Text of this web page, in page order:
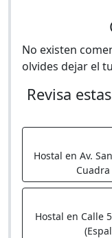
No existen
olvides dejar el
Revisa
Hostal en Av.
Cuadra
Hostal en Calle